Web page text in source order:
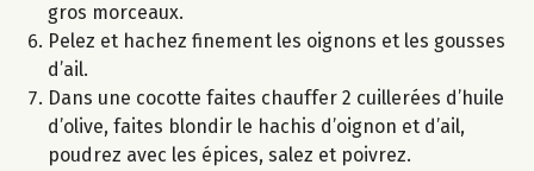
gros morceaux.
Pelez et hachez finement les oignons et les gousses
d’ail.
Dans une cocotte faites chauffer 2 cuillerées d’huile
d’olive, faites blondir le hachis d’oignon et d’ail,
poudrez avec les épices, salez et poivrez.